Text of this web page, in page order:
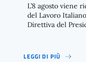
L’8 agosto viene
del Lavoro
Direttiva del
LEGGI DI PIÙ